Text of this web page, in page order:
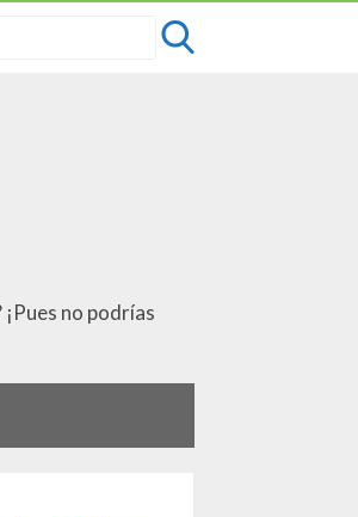
¡Pues no podrías